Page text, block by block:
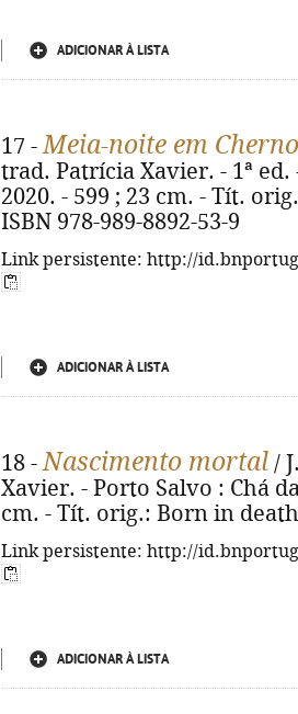
ADICIONAR À LISTA
17 -Meia-noite em
trad. Patrícia Xavier. - 1ª ed.
2020. - 599 ; 23 cm. - Tít.
ISBN 978-989-8892-53-9
Link persistente: http://
ADICIONAR À LISTA
18 -Nascimento mortal /
Xavier. - Porto Salvo : Chá
cm. - Tít. orig.: Born in
Link persistente: http://
ADICIONAR À LISTA